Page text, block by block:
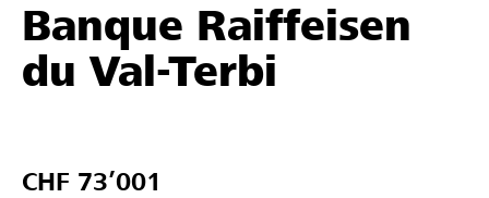
Unterstützen
Hilfe & Support
Banque Raiffeisen
du Val-Terbi
CHF 73’001